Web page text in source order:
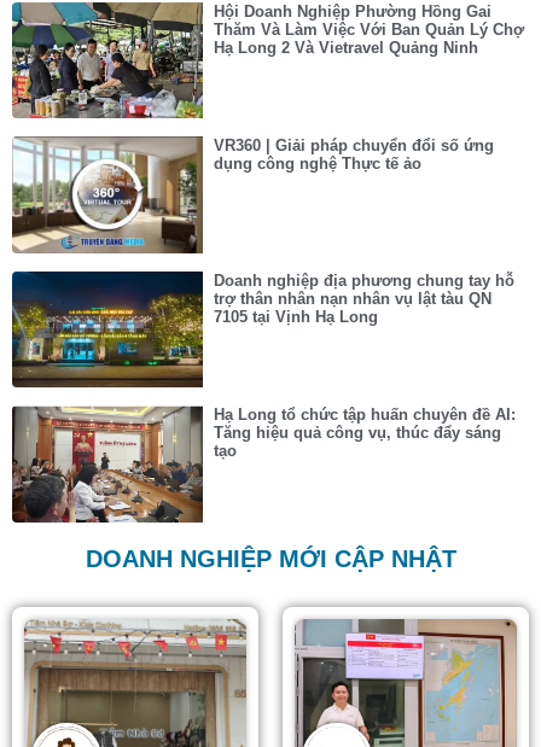
Hội Doanh Nghiệp Phường Hồng Gai
Thăm Và Làm Việc Với Ban Quản Lý Chợ
Hạ Long 2 Và Vietravel Quảng Ninh
VR360 | Giải pháp chuyển đổi số ứng
dụng công nghệ Thực tế ảo
Doanh nghiệp địa phương chung tay hỗ
trợ thân nhân nạn nhân vụ lật tàu QN
7105 tại Vịnh Hạ Long
Hạ Long tổ chức tập huấn chuyên đề AI:
Tăng hiệu quả công vụ, thúc đẩy sáng
tạo
DOANH NGHIỆP MỚI CẬP NHẬT